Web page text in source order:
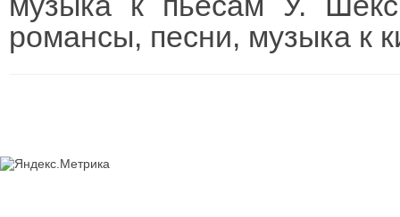
романсы, песни, музыка к